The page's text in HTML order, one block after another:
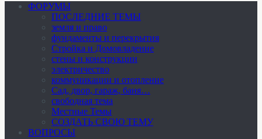
ФОРУМЫ
ПОСЛЕДНИЕ ТЕМЫ
земля и право
фундаменты и перекрытия
Стройка и Домовладение
стены и конструкции
электричество
коммуникации и отопление
Cад, двор, гараж, баня…
свободная тема
Местные Темы
СОЗДАТЬ СВОЮ ТЕМУ
ВОПРОСЫ